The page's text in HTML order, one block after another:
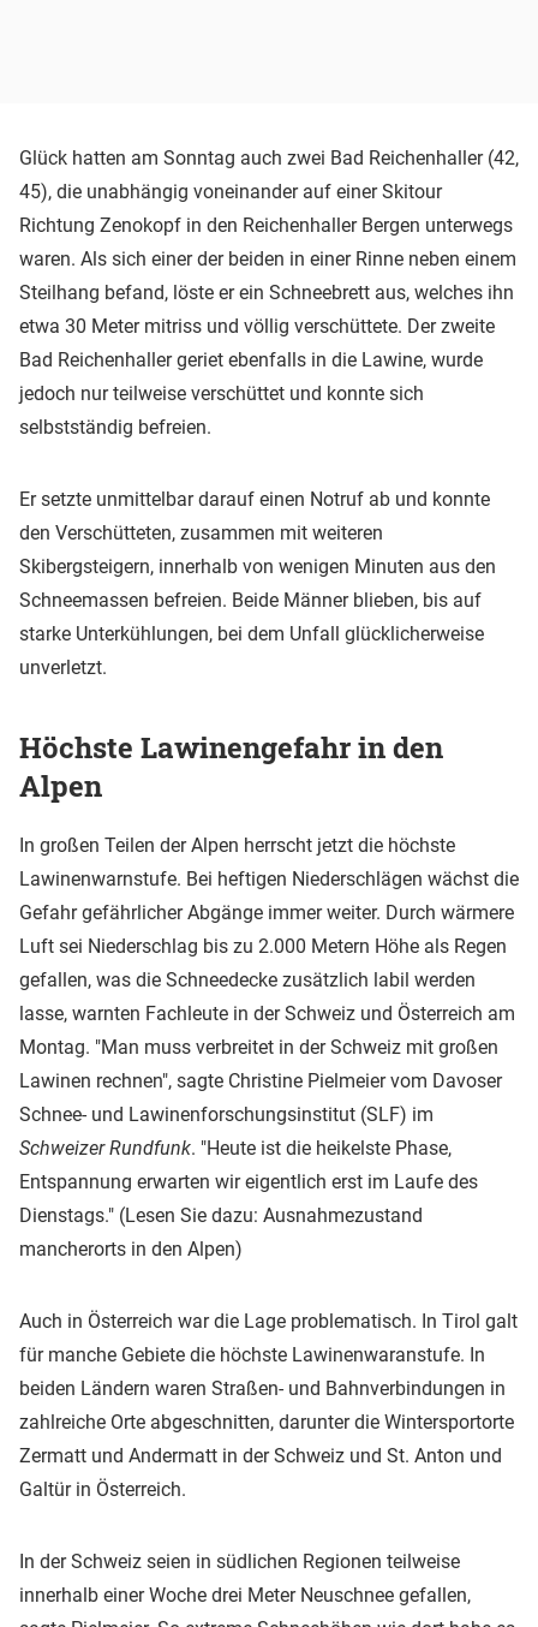
Glück hatten am Sonntag auch zwei Bad Reichenhaller (42,
45), die unabhängig voneinander auf einer Skitour
Richtung Zenokopf in den Reichenhaller Bergen unterwegs
waren. Als sich einer der beiden in einer Rinne neben einem
Steilhang befand, löste er ein Schneebrett aus, welches ihn
etwa 30 Meter mitriss und völlig verschüttete. Der zweite
Bad Reichenhaller geriet ebenfalls in die Lawine, wurde
jedoch nur teilweise verschüttet und konnte sich
selbstständig befreien.
Er setzte unmittelbar darauf einen Notruf ab und konnte
den Verschütteten, zusammen mit weiteren
Skibergsteigern, innerhalb von wenigen Minuten aus den
Schneemassen befreien. Beide Männer blieben, bis auf
starke Unterkühlungen, bei dem Unfall glücklicherweise
unverletzt.
Höchste Lawinengefahr in den
Alpen
In großen Teilen der Alpen herrscht jetzt die höchste
Lawinenwarnstufe. Bei heftigen Niederschlägen wächst die
Gefahr gefährlicher Abgänge immer weiter. Durch wärmere
Luft sei Niederschlag bis zu 2.000 Metern Höhe als Regen
gefallen, was die Schneedecke zusätzlich labil werden
lasse, warnten Fachleute in der Schweiz und Österreich am
Montag. "Man muss verbreitet in der Schweiz mit großen
Lawinen rechnen", sagte Christine Pielmeier vom Davoser
Schnee- und Lawinenforschungsinstitut (SLF) im
Schweizer Rundfunk. "Heute ist die heikelste Phase,
Entspannung erwarten wir eigentlich erst im Laufe des
Dienstags." (Lesen Sie dazu: Ausnahmezustand
mancherorts in den Alpen)
Auch in Österreich war die Lage problematisch. In Tirol galt
für manche Gebiete die höchste Lawinenwaranstufe. In
beiden Ländern waren Straßen- und Bahnverbindungen in
zahlreiche Orte abgeschnitten, darunter die Wintersportorte
Zermatt und Andermatt in der Schweiz und St. Anton und
Galtür in Österreich.
In der Schweiz seien in südlichen Regionen teilweise
innerhalb einer Woche drei Meter Neuschnee gefallen,